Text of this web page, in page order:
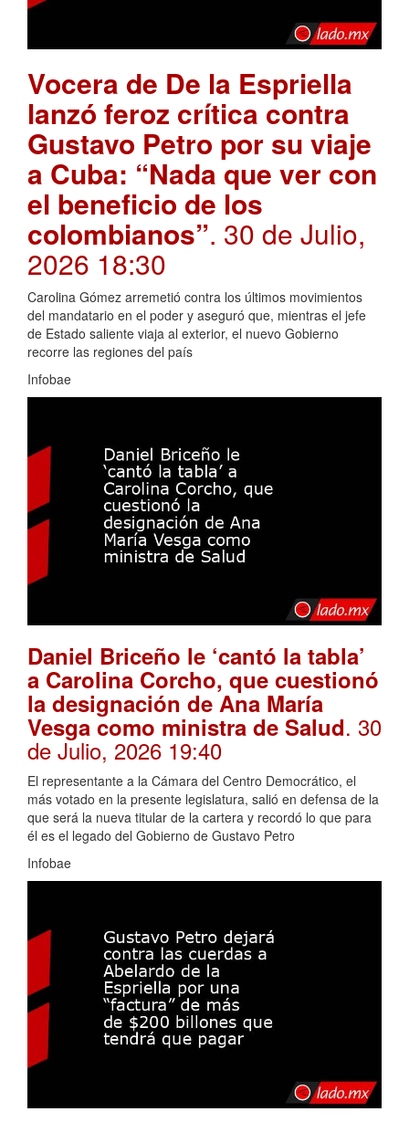
Vocera de De la Espriella
lanzó feroz crítica contra
Gustavo Petro por su viaje
a Cuba: “Nada que ver con
el beneficio de los
colombianos”. 30 de Julio,
2026 18:30
Carolina Gómez arremetió contra los últimos movimientos
del mandatario en el poder y aseguró que, mientras el jefe
de Estado saliente viaja al exterior, el nuevo Gobierno
recorre las regiones del país
Infobae
Daniel Briceño le ‘cantó la tabla’
a Carolina Corcho, que cuestionó
la designación de Ana María
Vesga como ministra de Salud. 30
de Julio, 2026 19:40
El representante a la Cámara del Centro Democrático, el
más votado en la presente legislatura, salió en defensa de la
que será la nueva titular de la cartera y recordó lo que para
él es el legado del Gobierno de Gustavo Petro
Infobae